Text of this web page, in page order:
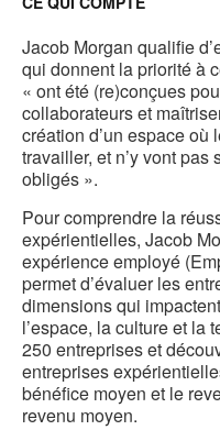
Jacob Morgan qualifie
qui donnent la priorité à
« ont été (re)conçues
collaborateurs et
création d’un espace
travailler, et n’y vont pas
obligés ».
Pour comprendre la
expérientielles, Jacob
expérience employé
permet d’évaluer les
dimensions qui
l’espace, la culture et la
250 entreprises et
entreprises
bénéfice moyen et le
revenu moyen.